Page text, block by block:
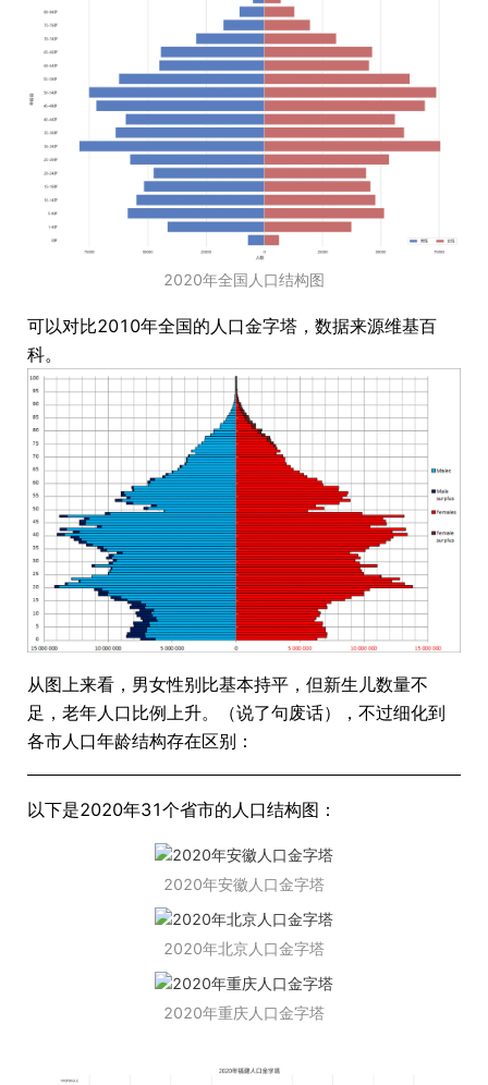
2020年全国人口结构图
可以对比2010年全国的人口金字塔，数据来源维基百
科。
从图上来看，男女性别比基本持平，但新生儿数量不
足，老年人口比例上升。（说了句废话），不过细化到
各市人口年龄结构存在区别：
以下是2020年31个省市的人口结构图：
2020年安徽人口金字塔
2020年北京人口金字塔
2020年重庆人口金字塔